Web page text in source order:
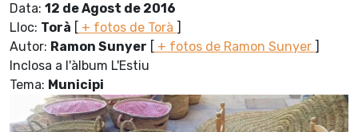
Data: 12 de Agost de 2016
Lloc: Torà [ + fotos de Torà ]
Autor: Ramon Sunyer [ + fotos de Ramon Sunyer ]
Inclosa a l'àlbum L'Estiu
Tema: Municipi